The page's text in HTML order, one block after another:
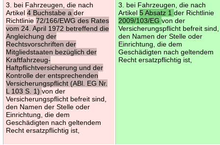
3. bei Fahrzeugen, die nach
Artikel4 Buchstabe ader
Richtlinie72/166/EWG des Rates
vom 24. April 1972 betreffend die
Angleichung der
Rechtsvorschriften der
Mitgliedstaaten bezüglich der
Kraftfahrzeug-
Haftpflichtversicherung und der
Kontrolle der entsprechenden
Versicherungspflicht (ABl. EG Nr.
L 103 S. 1)von der
Versicherungspflicht befreit sind,
den Namen der Stelle oder
Einrichtung, die dem
Geschädigten nach geltendem
Recht ersatzpflichtig ist,
3. bei Fahrzeugen, die nach
Artikel5 Absatz 1der Richtlinie
2009/103/EGvon der
Versicherungspflicht befreit sind,
den Namen der Stelle oder
Einrichtung, die dem
Geschädigten nach geltendem
Recht ersatzpflichtig ist,